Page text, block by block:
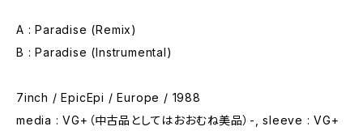
A : Paradise (Remix)
B : Paradise (Instrumental)
7inch / EpicEpi / Europe / 1988
media : VG+（中古品としてはおおむね美品）-, sleeve : VG+